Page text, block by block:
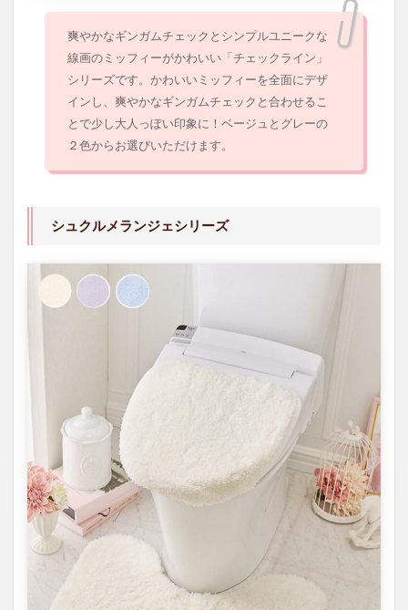
爽やかなギンガムチェックとシンプルユニークな
線画のミッフィーがかわいい「チェックライン」
シリーズです。かわいいミッフィーを全面にデザ
インし、爽やかなギンガムチェックと合わせるこ
とで少し大人っぽい印象に！ベージュとグレーの
２色からお選びいただけます。
シュクルメランジェシリーズ